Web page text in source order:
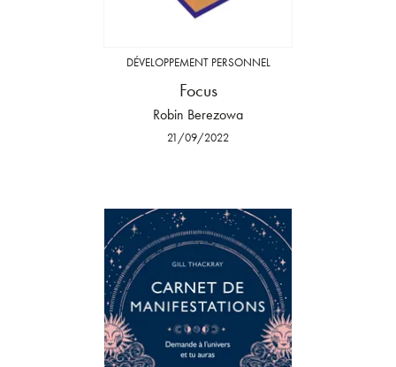
DÉVELOPPEMENT PERSONNEL
Focus
Robin Berezowa
21/09/2022